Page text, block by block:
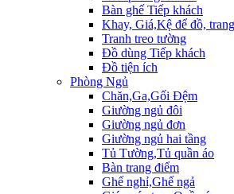
Bàn ghế Tiếp khách
Khay, Giá,Kệ để đồ,
Tranh treo tường
Đồ dùng Tiếp khách
Đồ tiện ích
Phòng Ngủ
Chăn,Ga,Gối Đệm
Giường ngủ đôi
Giường ngủ đơn
Giường ngủ hai tầng
Tủ Tường,Tủ quần áo
Bàn trang điểm
Ghế nghỉ,Ghế ngả